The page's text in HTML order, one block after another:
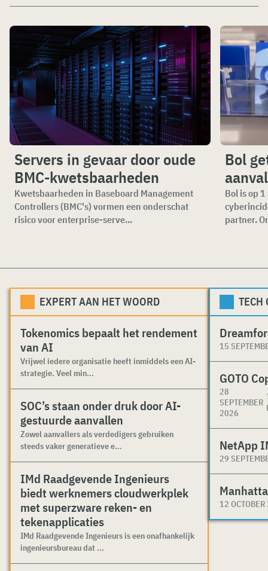
Servers in gevaar door oude
BMC-kwetsbaarheden
Kwetsbaarheden in Baseboard Management
Controllers (BMC's) vormen een onderschat
risico voor enterprise-serve...
Bol
Bol is op
partner.
EXPERT AAN HET WOORD
Tokenomics bepaalt het rendement
van AI
Vrijwel iedere organisatie heeft inmiddels een AI-
strategie. Veel min...
SOC’s staan onder druk door AI-
gestuurde aanvallen
Zowel aanvallers als verdedigers gebruiken
steeds vaker generatieve e...
IMd Raadgevende Ingenieurs
biedt werknemers cloudwerkplek
met superzware reken- en
tekenapplicaties
IMd Raadgevende Ingenieurs is een onafhankelijk
ingenieursbureau dat ...
TECH
15
GOTO
28
SEPTEMBER
2026
NetApp
29
12